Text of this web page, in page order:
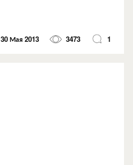
30 Мая 2013 3473 1